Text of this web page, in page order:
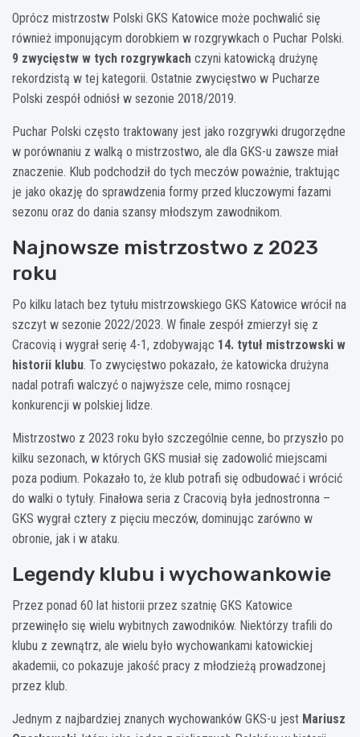
Oprócz mistrzostw Polski GKS Katowice może pochwalić się
również imponującym dorobkiem w rozgrywkach o Puchar Polski.
9 zwycięstw w tych rozgrywkach czyni katowicką drużynę
rekordzistą w tej kategorii. Ostatnie zwycięstwo w Pucharze
Polski zespół odniósł w sezonie 2018/2019.
Puchar Polski często traktowany jest jako rozgrywki drugorzędne
w porównaniu z walką o mistrzostwo, ale dla GKS-u zawsze miał
znaczenie. Klub podchodził do tych meczów poważnie, traktując
je jako okazję do sprawdzenia formy przed kluczowymi fazami
sezonu oraz do dania szansy młodszym zawodnikom.
Najnowsze mistrzostwo z 2023
roku
Po kilku latach bez tytułu mistrzowskiego GKS Katowice wrócił na
szczyt w sezonie 2022/2023. W finale zespół zmierzył się z
Cracovią i wygrał serię 4-1, zdobywając 14. tytuł mistrzowski w
historii klubu. To zwycięstwo pokazało, że katowicka drużyna
nadal potrafi walczyć o najwyższe cele, mimo rosnącej
konkurencji w polskiej lidze.
Mistrzostwo z 2023 roku było szczególnie cenne, bo przyszło po
kilku sezonach, w których GKS musiał się zadowolić miejscami
poza podium. Pokazało to, że klub potrafi się odbudować i wrócić
do walki o tytuły. Finałowa seria z Cracovią była jednostronna –
GKS wygrał cztery z pięciu meczów, dominując zarówno w
obronie, jak i w ataku.
Legendy klubu i wychowankowie
Przez ponad 60 lat historii przez szatnię GKS Katowice
przewinęło się wielu wybitnych zawodników. Niektórzy trafili do
klubu z zewnątrz, ale wielu było wychowankami katowickiej
akademii, co pokazuje jakość pracy z młodzieżą prowadzonej
przez klub.
Jednym z najbardziej znanych wychowanków GKS-u jest Mariusz